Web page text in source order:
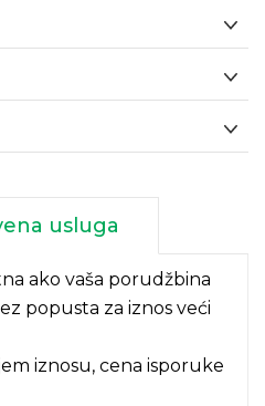
usluga
ako vaša porudžbina
popusta za iznos veći
iznosu, cena isporuke